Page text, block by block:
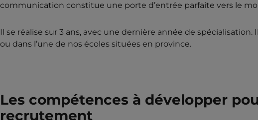
communication constitue une porte d’entrée parfaite vers le
Il se réalise sur 3 ans, avec une dernière année de
ou dans l’une de nos écoles situées en province.
Les compétences à développer
recrutement